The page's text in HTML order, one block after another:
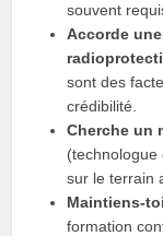
souvent
Accorde
sont des
crédibilité.
Cherche un
(technologue
sur le terrain
formation